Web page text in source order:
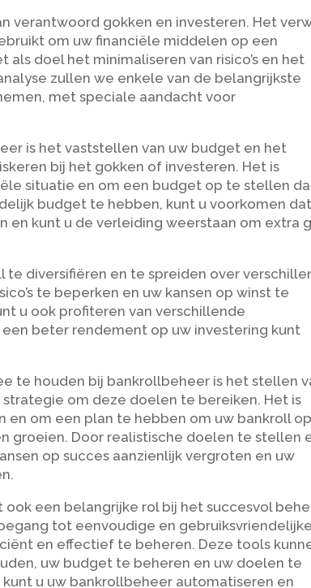
verantwoord gokken en investeren. Het
om uw financiële middelen op een
doel het minimaliseren van risico’s en het
zullen we enkele van de belangrijkste
met speciale aandacht voor
is het vaststellen van uw budget en het
bij het gokken of investeren. Het is
situatie en om een budget op te stellen
budget te hebben, kunt u voorkomen
kunt u de verleiding weerstaan om extra
te diversifiëren en te spreiden over
te beperken en uw kansen op winst te
u ook profiteren van verschillende
beter rendement op uw investering kunt
te houden bij bankrollbeheer is het stellen
om deze doelen te bereiken. Het is
om een plan te hebben om uw bankroll op
groeien. Door realistische doelen te stellen
op succes aanzienlijk vergroten en uw
een belangrijke rol bij het succesvol
tot eenvoudige en gebruiksvriendelijke
en effectief te beheren. Deze tools
uw budget te beheren en uw doelen te
u uw bankrollbeheer automatiseren en